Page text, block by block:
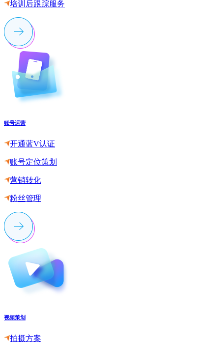
培训后跟踪服务
账号运营
开通蓝V认证
账号定位策划
营销转化
粉丝管理
视频策划
拍摄方案